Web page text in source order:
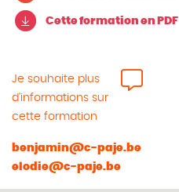
Cette formation en PDF
Je souhaite plus
d'informations sur
cette formation
benjamin@c-paje.be
elodie@c-paje.be